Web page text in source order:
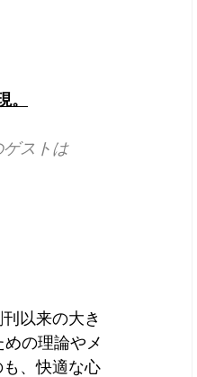
ストは
以来の大き
の理論やメ
、快適な心